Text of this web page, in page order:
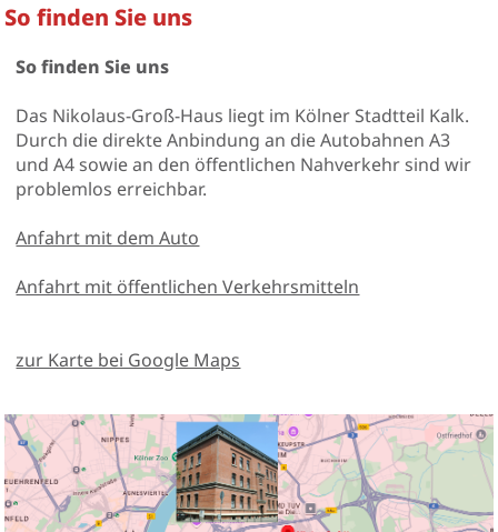
So finden Sie uns
So finden Sie uns
Das Nikolaus-Groß-Haus liegt im Kölner Stadtteil Kalk.
Durch die direkte Anbindung an die Autobahnen A3
und A4 sowie an den öffentlichen Nahverkehr sind wir
problemlos erreichbar.
Anfahrt mit dem Auto
Anfahrt mit öffentlichen Verkehrsmitteln
zur Karte bei Google Maps